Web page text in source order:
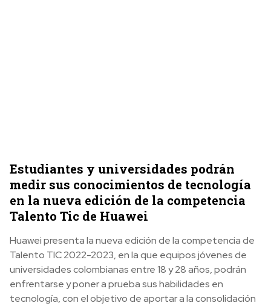
Estudiantes y universidades podrán
medir sus conocimientos de tecnología
en la nueva edición de la competencia
Talento Tic de Huawei
Huawei presenta la nueva edición de la competencia de
Talento TIC 2022-2023, en la que equipos jóvenes de
universidades colombianas entre 18 y 28 años, podrán
enfrentarse y poner a prueba sus habilidades en
tecnología, con el objetivo de aportar a la consolidación